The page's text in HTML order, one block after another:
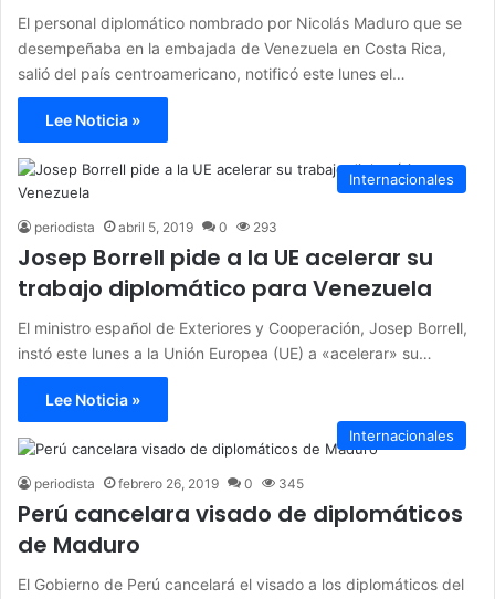
El personal diplomático nombrado por Nicolás Maduro que se
desempeñaba en la embajada de Venezuela en Costa Rica,
salió del país centroamericano, notificó este lunes el…
Lee Noticia »
Internacionales
periodista abril 5, 2019 0 293
Josep Borrell pide a la UE acelerar su
trabajo diplomático para Venezuela
El ministro español de Exteriores y Cooperación, Josep Borrell,
instó este lunes a la Unión Europea (UE) a «acelerar» su…
Lee Noticia »
Internacionales
periodista febrero 26, 2019 0 345
Perú cancelara visado de diplomáticos
de Maduro
El Gobierno de Perú cancelará el visado a los diplomáticos del